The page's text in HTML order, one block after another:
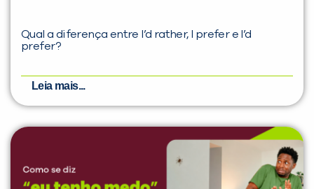
Qual a diferença entre I’d rather, I prefer e I’d
prefer?
Leia mais...